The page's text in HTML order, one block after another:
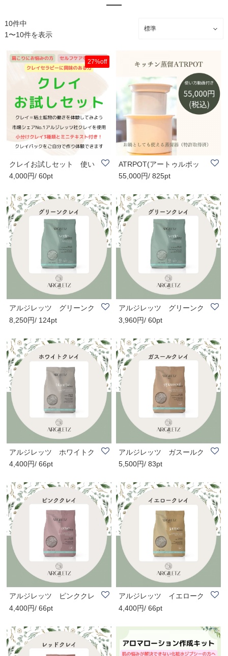
10件中
1〜10件を表示
27%off
クレイお試しセット 使い
方付
4,000円/ 60pt
ATRPOT(アートゥルポッ
ト)｜ホワイトorブ..
55,000円/ 825pt
アルジレッツ グリーンク
レイ 微粒粉 ..
8,250円/ 124pt
アルジレッツ グリーンク
レイ 超微粒粉..
3,960円/ 60pt
アルジレッツ ホワイトク
レイ
4,400円/ 66pt
アルジレッツ ガスールク
レイ
5,500円/ 83pt
アルジレッツ ピンククレ
イ
4,400円/ 66pt
アルジレッツ イエローク
レイ 超微粒粉
4,400円/ 66pt